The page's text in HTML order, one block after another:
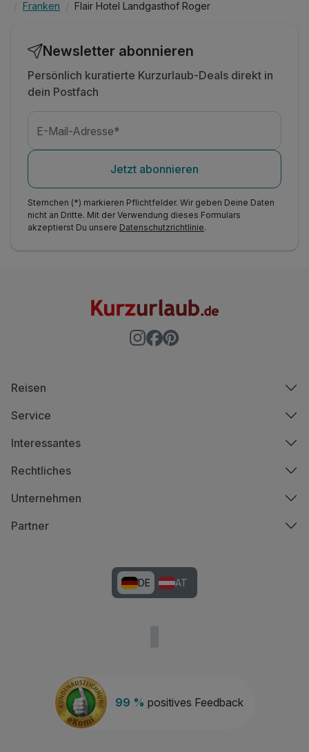
Franken
Flair Hotel Landgasthof Roger
Newsletter abonnieren
Persönlich kuratierte Kurzurlaub-Deals direkt in
dein Postfach
E-Mail-Adresse*
Jetzt abonnieren
Sternchen (*) markieren Pflichtfelder. Wir geben Deine Daten
nicht an Dritte. Mit der Verwendung dieses Formulars
akzeptierst Du unsere Datenschutzrichtlinie.
99 % positives Feedback
Reisen
Service
Interessantes
Rechtliches
Unternehmen
Partner
DE AT